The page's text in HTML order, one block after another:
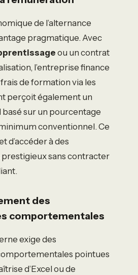
de l’alternance
pragmatique. Avec
ou un contrat
l’entreprise finance
de formation via les
perçoit également un
basé sur un pourcentage
conventionnel. Ce
d’accéder à des
sans contracter
des
comportementales
exige des
pointues
d’Excel ou de